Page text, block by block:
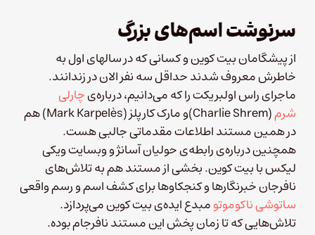
سرنوشت اسم‌های بزرگ
از پیشگامان بیت کوین و کسانی که در سالهای اول به
خاطرش معروف شدند حداقل سه نفر الان در زندانند.
ماجرای راس اولبریکت را که می‌دانیم، درباره‌یچارلی
شرم
(Charlie Shrem)و مارک کارپلز (Mark Karpelès) هم
در همین مستند اطلاعات مقدماتی جالبی هست.
همچنین درباره‌ی رابطه‌ی حولیان آسانژ و وبسایت ویکی
لیکس با بیت کوین. بخشی از مستند هم به تلاش‌های
نافرجان خبرنگارها و کنجکاوها برای کشف اسم و رسم واقعی
ساتوشی ناکوموتومبدع ایده‌ی بیت کوین می‌پردازد.
تلاش‌هایی که تا زمان پخش این مستند نافرجام بوده.